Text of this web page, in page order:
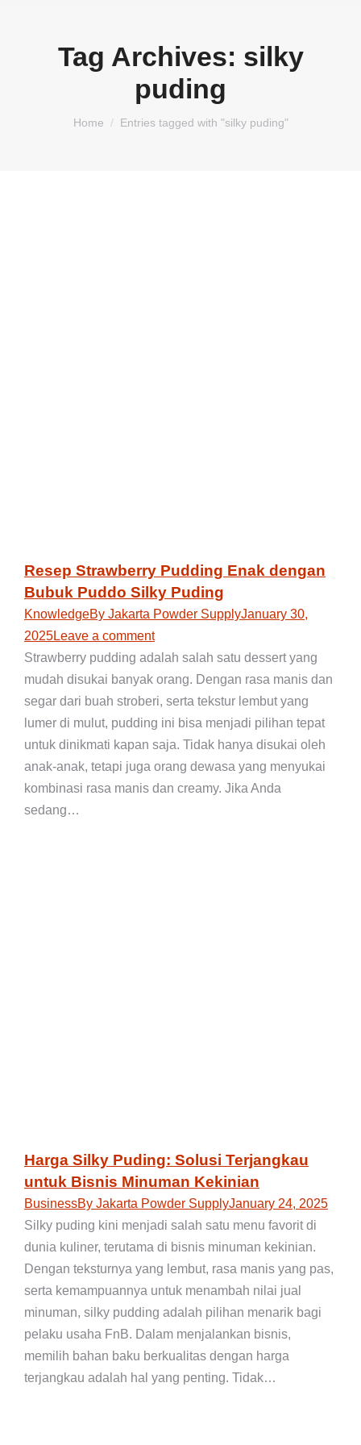
Tag Archives: silky
puding
You are here:
Home Entries tagged with "silky puding"
Resep Strawberry Pudding Enak dengan
Bubuk Puddo Silky Puding
KnowledgeBy Jakarta Powder SupplyJanuary 30,
2025Leave a comment
Strawberry pudding adalah salah satu dessert yang
mudah disukai banyak orang. Dengan rasa manis dan
segar dari buah stroberi, serta tekstur lembut yang
lumer di mulut, pudding ini bisa menjadi pilihan tepat
untuk dinikmati kapan saja. Tidak hanya disukai oleh
anak-anak, tetapi juga orang dewasa yang menyukai
kombinasi rasa manis dan creamy. Jika Anda
sedang…
Harga Silky Puding: Solusi Terjangkau
untuk Bisnis Minuman Kekinian
BusinessBy Jakarta Powder SupplyJanuary 24, 2025
Silky puding kini menjadi salah satu menu favorit di
dunia kuliner, terutama di bisnis minuman kekinian.
Dengan teksturnya yang lembut, rasa manis yang pas,
serta kemampuannya untuk menambah nilai jual
minuman, silky pudding adalah pilihan menarik bagi
pelaku usaha FnB. Dalam menjalankan bisnis,
memilih bahan baku berkualitas dengan harga
terjangkau adalah hal yang penting. Tidak…